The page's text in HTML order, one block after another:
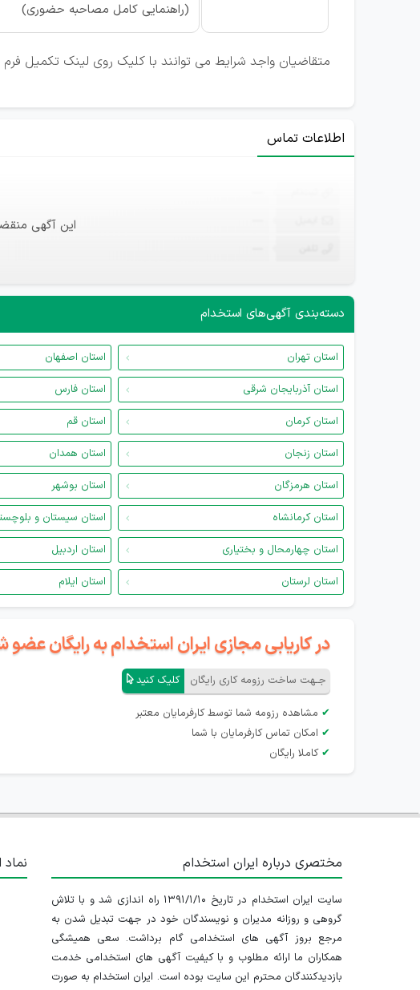
(راهنمایی کامل مصاحبه حضوری)
متقاضیان واجد شرایط می توانند با کلیک روی لینک تکمیل
اطلاعات تماس
این آگهی
دسته‌بندی آگهی‌های استخدام
استان تهران استان اصفهان
استان آذربایجان شرقی
استان فارس
استان کرمان
استان قم
استان زنجان
استان همدان
استان هرمزگان
استان بوشهر
استان کرمانشاه
استان سیستان و
استان چهارمحال و بختیاری
استان اردبیل
استان لرستان
استان ایلام
در کاریابی مجازی ایران استخدام به رایگان
جـهت ساخت رزومه کاری رایگان کلیک کنید
✔ مشاهده رزومه شما توسط کارفرمایان معتبر
✔ امکان تماس کارفرمایان با شما
✔ کاملا رایگان
مختصری درباره ایران استخدام
سایت ایران استخدام در تاریخ ۱۳۹۱/۱/۱۰ راه اندازی شد و با تلاش
گروهی و روزانه مدیران و نویسندگان خود در جهت تبدیل شدن به
مرجع بروز آگهی های استخدامی گام برداشت. سعی همیشگی
همکاران ما ارائه مطلوب و با کیفیت آگهی های استخدامی خدمت
بازدیدکنندگان محترم این سایت بوده است. ایران استخدام به صورت
نماد